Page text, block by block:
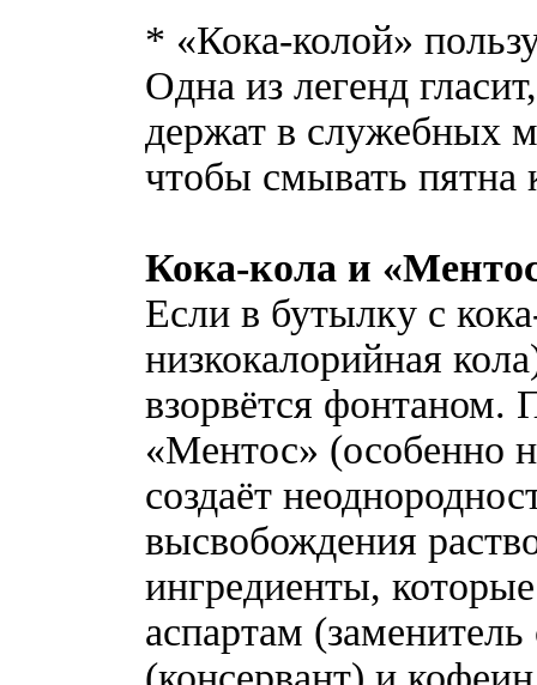
* «Кока-колой»
Одна из легенд
держат в служебных
чтобы смывать пятна
Кока-кола и
Если в бутылку с
низкокалорийная
взорвётся фонтаном.
«Ментос» (особенно
создаёт
высвобождения
ингредиенты,
аспартам (заменитель